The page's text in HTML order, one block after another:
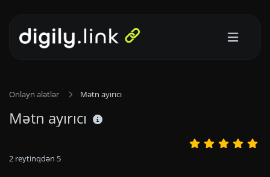
Onlayn alətlər Mətn ayırıcı
Mətn ayırıcı
2 reytinqdən 5